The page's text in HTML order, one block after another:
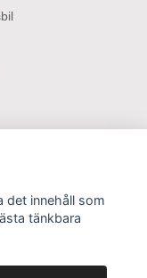
det innehåll som
tänkbara